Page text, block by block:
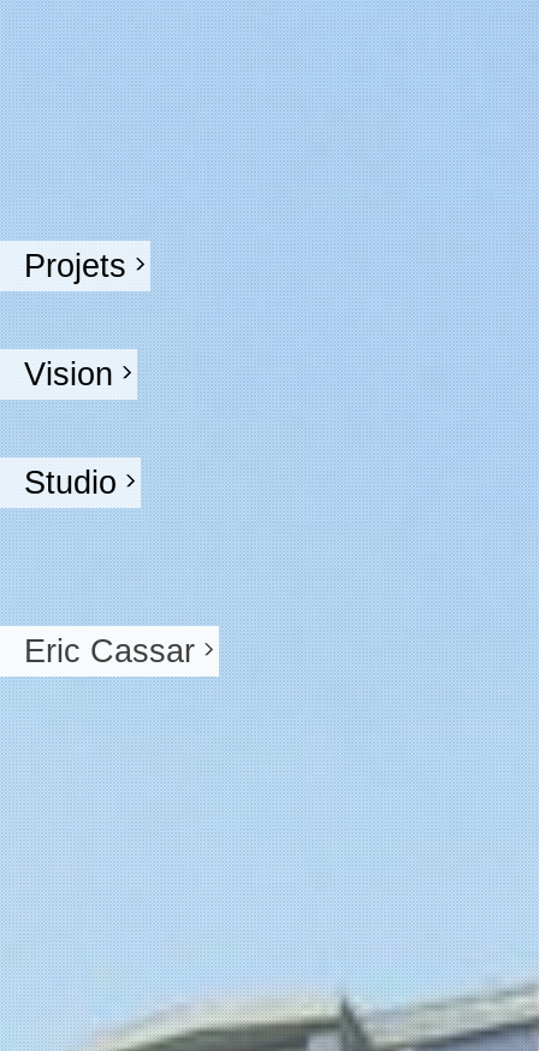
Projets
Vision
Studio
Eric Cassar